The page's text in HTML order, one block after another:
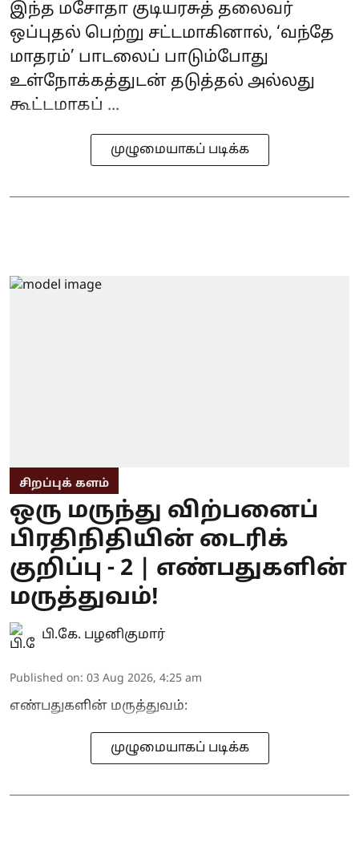
இந்த மசோதா குடியரசுத் தலைவர்
ஒப்புதல் பெற்று சட்டமாகினால், ‘வந்தே
மாதரம்’ பாடலைப் பாடும்போது
உள்நோக்கத்துடன் தடுத்தல் அல்லது
கூட்டமாகப் ...
முழுமையாகப் படிக்க
சிறப்புக் களம்
ஒரு மருந்து விற்பனைப்
பிரதிநிதியின் டைரிக்
குறிப்பு - 2 | எண்பதுகளின்
மருத்துவம்!
பி.கே. பழனிகுமார்
Published on: 03 Aug 2026, 4:25 am
எண்பதுகளின் மருத்துவம்:
முழுமையாகப் படிக்க